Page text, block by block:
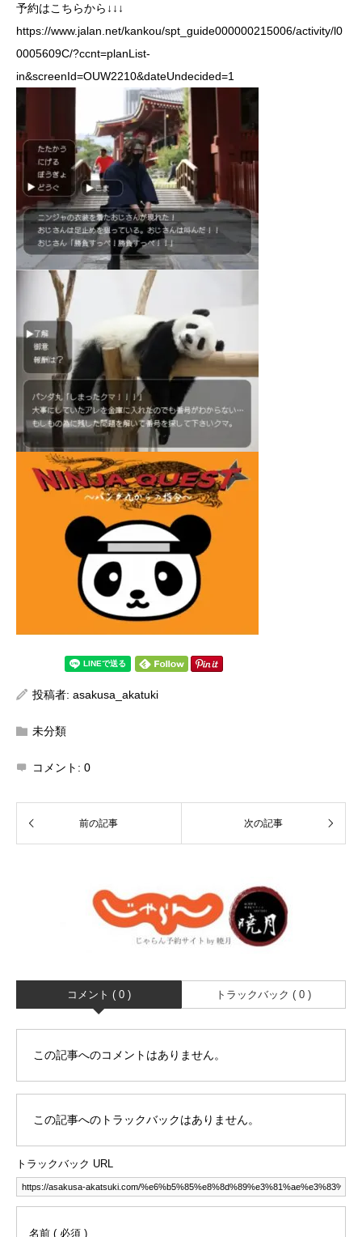
予約はこちらから↓↓↓
https://www.jalan.net/kankou/spt_guide000000215006/activity/l0
0005609C/?ccnt=planList-
in&screenId=OUW2210&dateUndecided=1
投稿者: asakusa_akatuki
未分類
コメント: 0
コメント ( 0 ) トラックバック ( 0 )
この記事へのコメントはありません。
この記事へのトラックバックはありません。
トラックバック URL
名前 ( 必須 )